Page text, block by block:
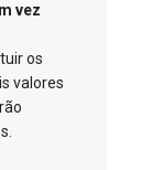
vez
os
valores